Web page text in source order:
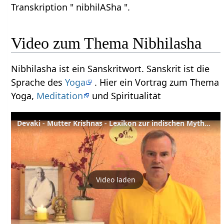
Transkription " nibhilASha ".
Video zum Thema Nibhilasha
Nibhilasha ist ein Sanskritwort. Sanskrit ist die
Sprache desYoga
. Hier ein Vortrag zum Thema
Yoga, Meditation und Spiritualität
Devaki - Mutter Krishnas - Lexikon zur indischen Mythologie
Video laden